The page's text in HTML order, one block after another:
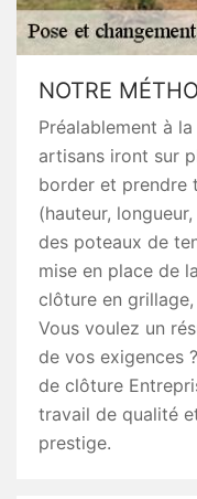
NOTRE
Préalablement à
artisans iront sur
border et prendre
(hauteur,
des poteaux de
mise en place de
clôture en
Vous voulez un
de vos exigences
de clôture
travail de qualité
prestige.